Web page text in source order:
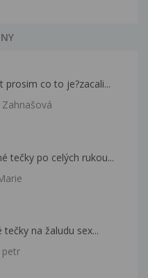
prosim co to je?zacali...
Zahnašová
tečky po celých rukou...
na žaludu sex...
petr